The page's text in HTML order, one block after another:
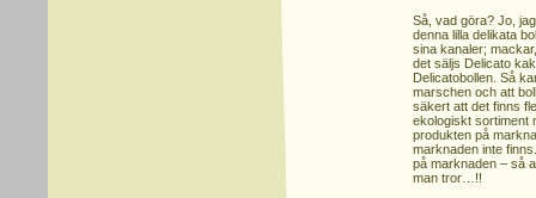
Så, vad göra? Jo,
denna lilla delikata
sina kanaler;
det säljs Delicato
Delicatobollen. Så
marschen och att
säkert att det finns
ekologiskt sortiment
produkten på
marknaden inte
på marknaden – så
man tror…!!